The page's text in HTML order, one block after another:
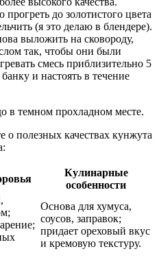
до золотистого цвета
(я это делаю в блендере).
выложить на сковороду,
так, чтобы они были
смесь приблизительно 5
и настоять в течение
в темном прохладном месте.
полезных качествах кунжута
Кулинарные
особенности
Основа для хумуса,
соусов, заправок;
придает ореховый вкус
и кремовую текстуру.